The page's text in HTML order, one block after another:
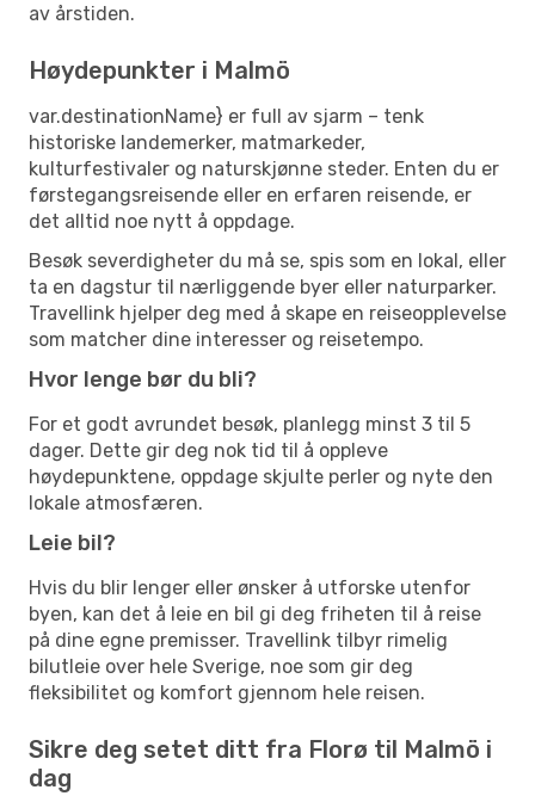
av årstiden.
Høydepunkter i Malmö
var.destinationName} er full av sjarm – tenk
historiske landemerker, matmarkeder,
kulturfestivaler og naturskjønne steder. Enten du er
førstegangsreisende eller en erfaren reisende, er
det alltid noe nytt å oppdage.
Besøk severdigheter du må se, spis som en lokal, eller
ta en dagstur til nærliggende byer eller naturparker.
Travellink hjelper deg med å skape en reiseopplevelse
som matcher dine interesser og reisetempo.
Hvor lenge bør du bli?
For et godt avrundet besøk, planlegg minst 3 til 5
dager. Dette gir deg nok tid til å oppleve
høydepunktene, oppdage skjulte perler og nyte den
lokale atmosfæren.
Leie bil?
Hvis du blir lenger eller ønsker å utforske utenfor
byen, kan det å leie en bil gi deg friheten til å reise
på dine egne premisser. Travellink tilbyr rimelig
bilutleie over hele Sverige, noe som gir deg
fleksibilitet og komfort gjennom hele reisen.
Sikre deg setet ditt fra Florø til Malmö i
dag